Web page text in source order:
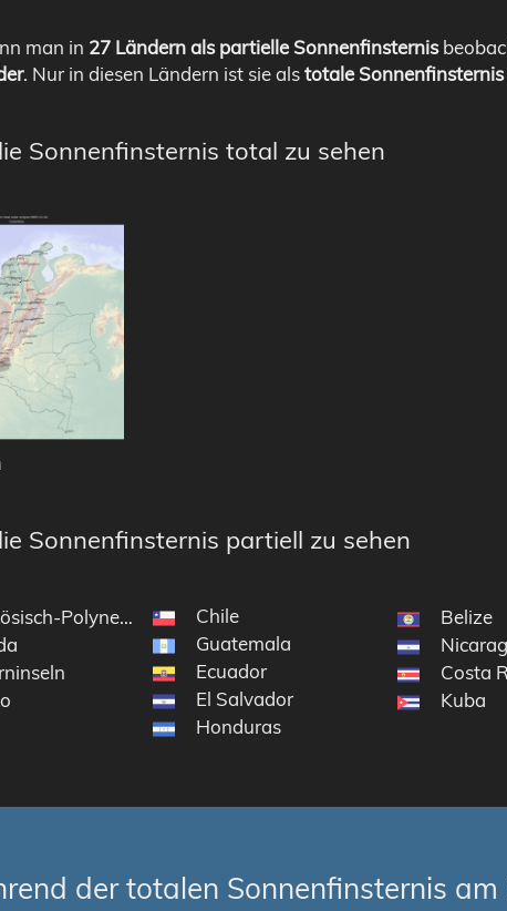
man in 27 Ländern als partielle Sonnenfinsternis
. Nur in diesen Ländern ist sie alstotale Sonnenfinsternis
Sonnenfinsternis total zu sehen
Sonnenfinsternis partiell zu sehen
Polynesien
Chile
Guatemala
Ecuador
El Salvador
Honduras
Belize
Costa
Kuba
der totalen Sonnenfinsternis am